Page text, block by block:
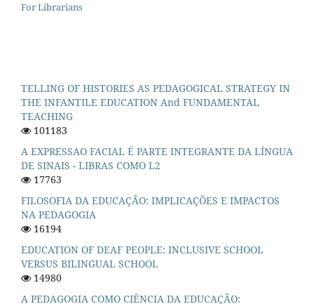
For Librarians
TELLING OF HISTORIES AS PEDAGOGICAL STRATEGY IN
THE INFANTILE EDUCATION And FUNDAMENTAL
TEACHING
101183
A EXPRESSAO FACIAL É PARTE INTEGRANTE DA LÍNGUA
DE SINAIS - LIBRAS COMO L2
17763
FILOSOFIA DA EDUCAÇÃO: IMPLICAÇÕES E IMPACTOS
NA PEDAGOGIA
16194
EDUCATION OF DEAF PEOPLE: INCLUSIVE SCHOOL
VERSUS BILINGUAL SCHOOL
14980
A PEDAGOGIA COMO CIÊNCIA DA EDUCAÇÃO: